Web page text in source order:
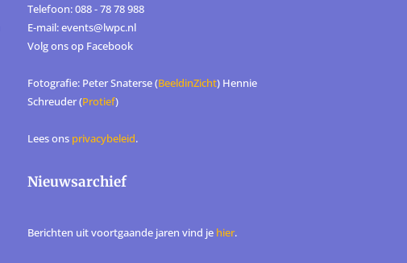
Telefoon: 088 - 78 78 988
E-mail: events@lwpc.nl
Volg ons op Facebook
Fotografie: Peter Snaterse (BeeldinZicht) Hennie
Schreuder (Protief)
Lees ons privacybeleid.
Nieuwsarchief
Berichten uit voortgaande jaren vind je hier.